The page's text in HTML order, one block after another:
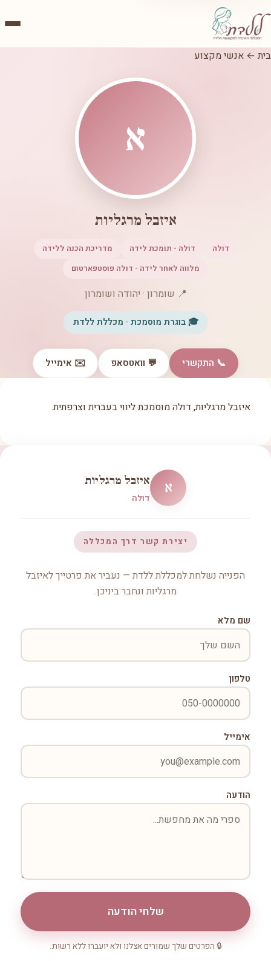
בית ← אנשי מקצוע
א
איזבל מרגליות
דולה דולה - תומכת לידה
מדריכת הכנה ללידה
מלווה לאחר לידה - דולה פוסטפארטום
📍 שומרון · יהודה ושומרון
🎓 בוגרת מוסמכת · מכללת ללדת
📞 התקשרי 💬 וואטסאפ ✉️ אימייל
איזבל מרגליות, דולה מוסמכת ליווי בעברית וצרפתית.
א איזבל מרגליות
דולה
יצירת קשר דרך המכללה
הפנייה נשלחת למכללת ללדת — נעביר את פרטייך לאיזבל
מרגליות ונחבר ביניכן.
שם מלא
טלפון
אימייל
הודעה
שלחי הודעה
🔒 הפרטים שלך שמורים אצלנו ולא יועברו ללא רשות.